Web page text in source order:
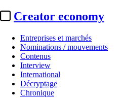
Creator economy
Entreprises et marchés
Nominations / mouvements
Contenus
Interview
International
Décryptage
Chronique